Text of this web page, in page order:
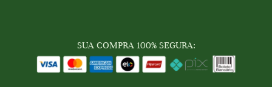
SUA COMPRA 100% SEGURA: